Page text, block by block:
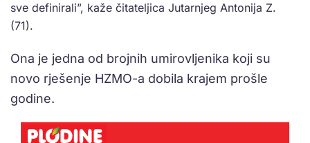
sve definirali”, kaže čitateljica Jutarnjeg Antonija Z.
(71).
Ona je jedna od brojnih umirovljenika koji su
novo rješenje HZMO-a dobila krajem prošle
godine.